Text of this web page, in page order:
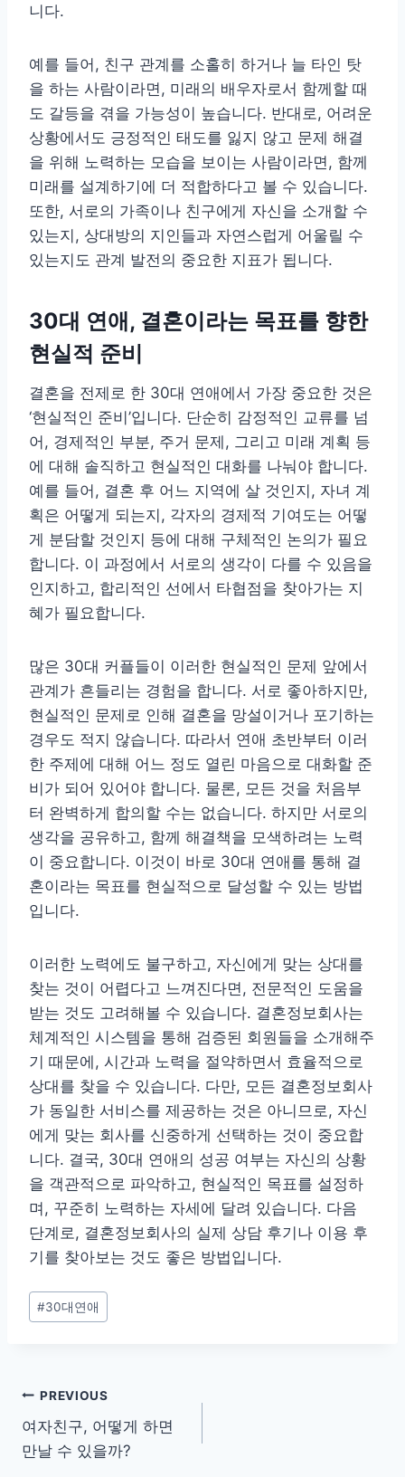
니다.
예를 들어, 친구 관계를 소홀히 하거나 늘 타인 탓
을 하는 사람이라면, 미래의 배우자로서 함께할 때
도 갈등을 겪을 가능성이 높습니다. 반대로, 어려운
상황에서도 긍정적인 태도를 잃지 않고 문제 해결
을 위해 노력하는 모습을 보이는 사람이라면, 함께
미래를 설계하기에 더 적합하다고 볼 수 있습니다.
또한, 서로의 가족이나 친구에게 자신을 소개할 수
있는지, 상대방의 지인들과 자연스럽게 어울릴 수
있는지도 관계 발전의 중요한 지표가 됩니다.
30대 연애, 결혼이라는 목표를 향한
현실적 준비
결혼을 전제로 한 30대 연애에서 가장 중요한 것은
‘현실적인 준비’입니다. 단순히 감정적인 교류를 넘
어, 경제적인 부분, 주거 문제, 그리고 미래 계획 등
에 대해 솔직하고 현실적인 대화를 나눠야 합니다.
예를 들어, 결혼 후 어느 지역에 살 것인지, 자녀 계
획은 어떻게 되는지, 각자의 경제적 기여도는 어떻
게 분담할 것인지 등에 대해 구체적인 논의가 필요
합니다. 이 과정에서 서로의 생각이 다를 수 있음을
인지하고, 합리적인 선에서 타협점을 찾아가는 지
혜가 필요합니다.
많은 30대 커플들이 이러한 현실적인 문제 앞에서
관계가 흔들리는 경험을 합니다. 서로 좋아하지만,
현실적인 문제로 인해 결혼을 망설이거나 포기하는
경우도 적지 않습니다. 따라서 연애 초반부터 이러
한 주제에 대해 어느 정도 열린 마음으로 대화할 준
비가 되어 있어야 합니다. 물론, 모든 것을 처음부
터 완벽하게 합의할 수는 없습니다. 하지만 서로의
생각을 공유하고, 함께 해결책을 모색하려는 노력
이 중요합니다. 이것이 바로 30대 연애를 통해 결
혼이라는 목표를 현실적으로 달성할 수 있는 방법
입니다.
이러한 노력에도 불구하고, 자신에게 맞는 상대를
찾는 것이 어렵다고 느껴진다면, 전문적인 도움을
받는 것도 고려해볼 수 있습니다. 결혼정보회사는
체계적인 시스템을 통해 검증된 회원들을 소개해주
기 때문에, 시간과 노력을 절약하면서 효율적으로
상대를 찾을 수 있습니다. 다만, 모든 결혼정보회사
가 동일한 서비스를 제공하는 것은 아니므로, 자신
에게 맞는 회사를 신중하게 선택하는 것이 중요합
니다. 결국, 30대 연애의 성공 여부는 자신의 상황
을 객관적으로 파악하고, 현실적인 목표를 설정하
며, 꾸준히 노력하는 자세에 달려 있습니다. 다음
단계로, 결혼정보회사의 실제 상담 후기나 이용 후
기를 찾아보는 것도 좋은 방법입니다.
Post
Tags:
#30대연애
글
탐
PREVIOUS
여자친구, 어떻게 하면
만날 수 있을까?